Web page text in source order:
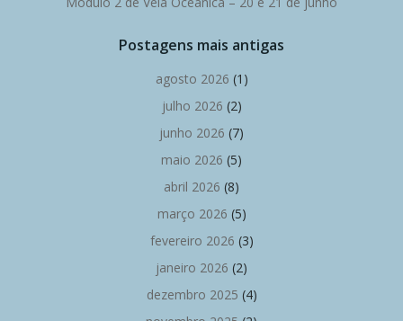
Postagens mais antigas
agosto 2026 (1)
julho 2026 (2)
junho 2026 (7)
maio 2026 (5)
abril 2026 (8)
março 2026 (5)
fevereiro 2026 (3)
janeiro 2026 (2)
dezembro 2025 (4)